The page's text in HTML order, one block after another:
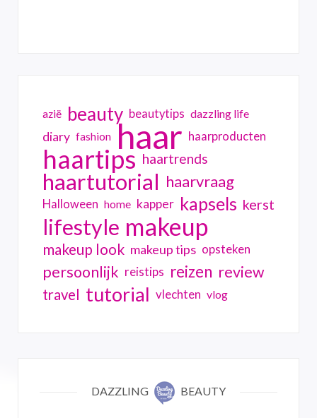
azië beauty beautytips dazzling life
diary fashion haar haarproducten
haartips haartrends
haartutorial haarvraag
Halloween home kapper kapsels kerst
lifestyle makeup
makeup look makeup tips opsteken
persoonlijk reistips reizen review
travel tutorial vlechten vlog
DAZZLING BEAUTY